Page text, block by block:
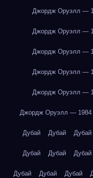
Джордж Оруэлл —
Джордж Оруэлл —
Джордж Оруэлл —
Джордж Оруэлл —
Джордж Оруэлл —
Джордж Оруэлл — 1984
Дубай Дубай Дубай
Дубай Дубай Дубай
Дубай Дубай Дубай